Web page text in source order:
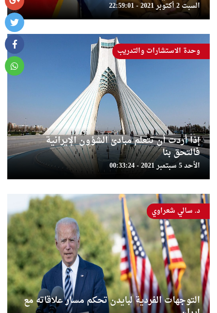
السبت 2 أكتوبر 2021 - 22:59:01
إذا أردت أن تتعلم مبادئ الشؤون الإيرانية
فالتحق بنا
الأحد 5 سبتمبر 2021 - 00:33:24
وحدة الاستشارات والتدريب
التوجهات الفردية لبايدن تحكم مسار علاقاته مع
د. سالي شعراوي